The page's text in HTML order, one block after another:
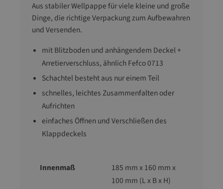
Aus stabiler Wellpappe für viele kleine und große
Dinge, die richtige Verpackung zum Aufbewahren
und Versenden.
mit Blitzboden und anhängendem Deckel +
Arretierverschluss, ähnlich Fefco 0713
Schachtel besteht aus nur einem Teil
schnelles, leichtes Zusammenfalten oder
Aufrichten
einfaches Öffnen und Verschließen des
Klappdeckels
Innenmaß
185 mm x 160 mm x
100 mm (L x B x H)